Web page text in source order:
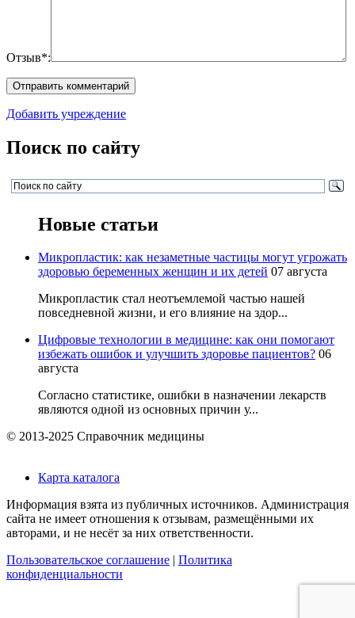
Отзыв*:
Добавить учреждение
Поиск по сайту
Новые статьи
Микропластик: как незаметные частицы могут угрожать
здоровью беременных женщин и их детей 07 августа
Микропластик стал неотъемлемой частью нашей
повседневной жизни, и его влияние на здор...
Цифровые технологии в медицине: как они помогают
избежать ошибок и улучшить здоровье пациентов? 06
августа
Согласно статистике, ошибки в назначении лекарств
являются одной из основных причин у...
© 2013-2025 Справочник медицины
Карта каталога
Информация взята из публичных источников. Администрация
сайта не имеет отношения к отзывам, размещёнными их
авторами, и не несёт за них ответственности.
Пользовательское соглашение
Политика
конфиденциальности